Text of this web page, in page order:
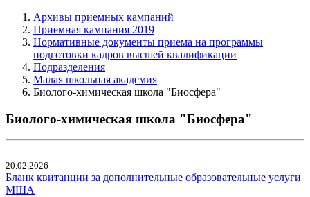
Архивы приемных кампаний
Приемная кампания 2019
Нормативные документы приема на программы
подготовки кадров высшей квалификации
Подразделения
Малая школьная академия
Биолого-химическая школа "Биосфера"
Биолого-химическая школа "Биосфера"
20.02.2026
Бланк квитанции за дополнительные образовательные услуги
МША